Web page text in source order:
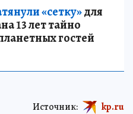
«сетку»для
13 лет тайно
гостей
Источник: kp.ru